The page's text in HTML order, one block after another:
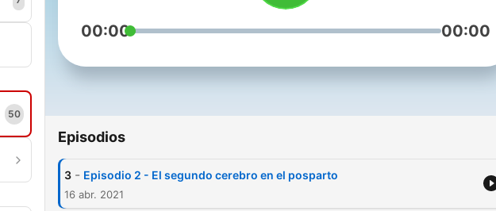
50
00:00 00:00
Episodios
3 - Episodio 2 - El segundo cerebro en el posparto
16 abr. 2021